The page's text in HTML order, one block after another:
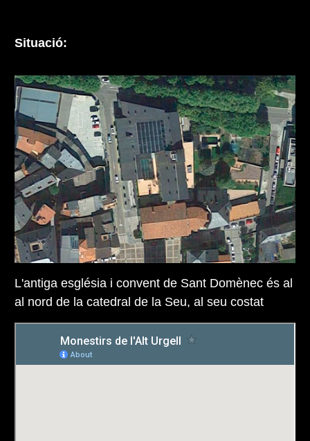
Situació:
L'antiga església i convent de Sant Domènec és al
al nord de la catedral de la Seu, al seu costat